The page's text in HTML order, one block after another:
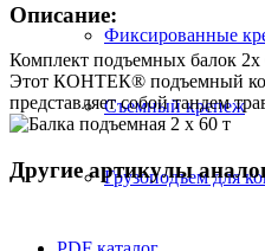
Фиксированные
Съемный крепеж
Грузоподъем для
Описание:
Комплект подъемных балок 2x
Этот КОНТЕК® подъемный
представляет собой тандем
Другие артикулы